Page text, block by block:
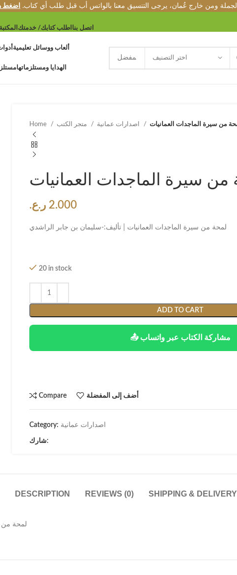
الجملة ومن خارج عُمان، يرجى التنسيق معنا بالواتس أب قبل طلب أي كتاب. اضغط
اطلب كتابك/ خدمتك اتصل بنا
ألعاب ووسائل تعليمية
الهدايا ومستلزماتها
اختر التصنيف
Home من سيرة الماجدات العمانيات
من سيرة الماجدات العمانيات
2.000 ر.ع.
لمحة من سيرة الماجدات العمانيات | تأليف:-سليمان بن جابر الراشدي
20 in stock
ADD TO CART
📤 مشاركة الكتاب عبر واتساب
Compare أضف إلى المفضلة
Category: اصدارات عمانية
شارك:
DESCRIPTION REVIEWS (0) SHIPPING & DELIVERY
لمحة من